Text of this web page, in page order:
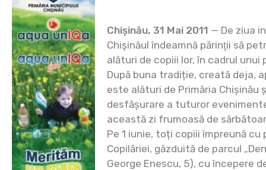
Chișinău, 31 Mai 2011 — De ziua
Chişinăul îndeamnă părinţii să
alături de copiii lor, în cadrul unui
După buna tradiție, creată deja,
este alături de Primăria Chișinău
desfășurare a tuturor
această zi frumoasă de
Pe 1 iunie, toți copiii împreună
Copilăriei, găzduită de parcul
George Enescu, 5), cu începere